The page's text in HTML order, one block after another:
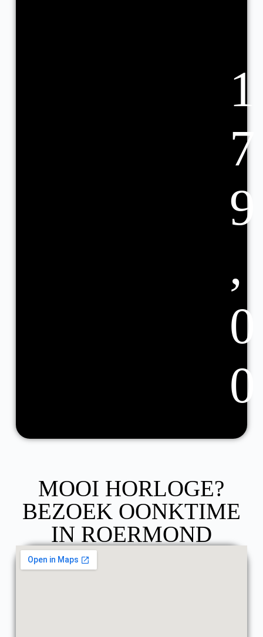
1
7
9
,
0
0
MOOI HORLOGE?
BEZOEK OONKTIME
IN ROERMOND